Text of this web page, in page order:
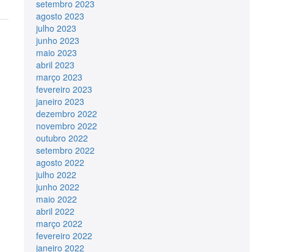
setembro 2023
agosto 2023
julho 2023
junho 2023
maio 2023
abril 2023
março 2023
fevereiro 2023
janeiro 2023
dezembro 2022
novembro 2022
outubro 2022
setembro 2022
agosto 2022
julho 2022
junho 2022
maio 2022
abril 2022
março 2022
fevereiro 2022
janeiro 2022